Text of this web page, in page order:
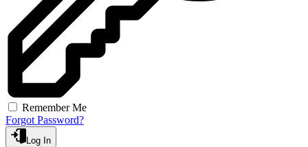
Remember Me
Forgot Password?
Log In